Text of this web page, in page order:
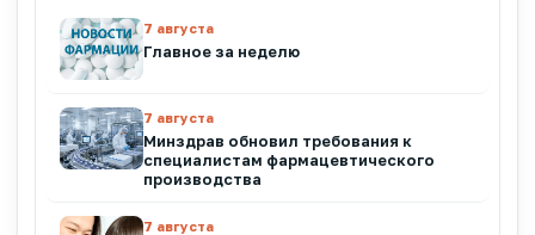
7 августа
Главное за неделю
7 августа
Минздрав обновил требования к
специалистам фармацевтического
производства
7 августа